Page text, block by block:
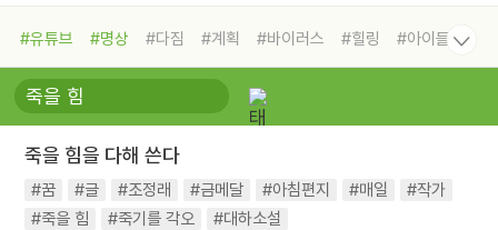
#유튜브 #명상 #다짐 #계획 #바이러스 #힐링
#아이들
#비전캠프
#독서캠프 #삶
#희망
#나눔 #친구 #링컨학교
#독서
#건강 #면역력
죽을 힘을 다해 쓴다
#꿈 #글 #조정래 #금메달 #아침편지 #매일
#작가
#죽을 힘
#죽기를 각오 #대하소설